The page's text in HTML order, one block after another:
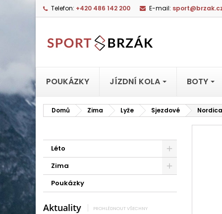
Telefon: +420 486 142 200 E-mail:
POUKÁZKY JÍZDNÍ KOLA BOTY
Domů Zima Lyže Sjezdové
Léto
Zima
Poukázky
Aktuality PROHLÉDNOUT VŠECHNY